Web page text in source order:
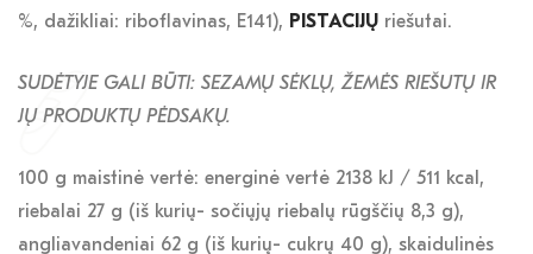
%, dažikliai: riboflavinas, E141), PISTACIJŲ riešutai.
SUDĖTYJE GALI BŪTI: SEZAMŲ SĖKLŲ, ŽEMĖS RIEŠUTŲ IR
JŲ PRODUKTŲ PĖDSAKŲ.
100 g maistinė vertė: energinė vertė 2138 kJ / 511 kcal,
riebalai 27 g (iš kurių- sočiųjų riebalų rūgščių 8,3 g),
angliavandeniai 62 g (iš kurių- cukrų 40 g), skaidulinės